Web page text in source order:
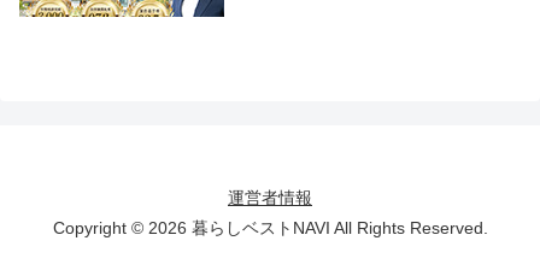
運営者情報
Copyright © 2026 暮らしベストNAVI All Rights Reserved.